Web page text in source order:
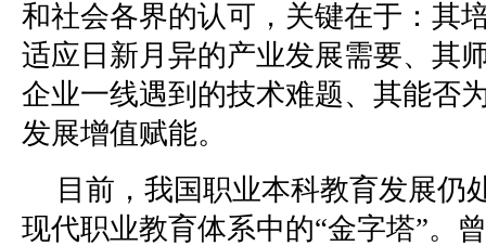
和社会各界的认可，关键在于：其
适应日新月异的产业发展需要、其
企业一线遇到的技术难题、其能否
发展增值赋能。
目前，我国职业本科教育发展仍
现代职业教育体系中的“金字塔”。